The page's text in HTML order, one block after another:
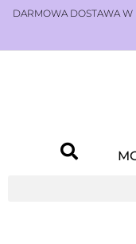
DARMOWA DOSTAWA